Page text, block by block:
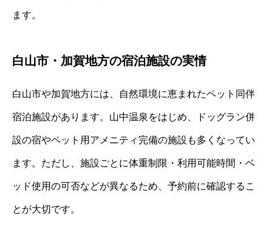
ます。
白山市・加賀地方の宿泊施設の実情
白山市や加賀地方には、自然環境に恵まれたペット同伴
宿泊施設があります。山中温泉をはじめ、ドッグラン併
設の宿やペット用アメニティ完備の施設も多くなってい
ます。ただし、施設ごとに体重制限・利用可能時間・ベ
ッド使用の可否などが異なるため、予約前に確認するこ
とが大切です。